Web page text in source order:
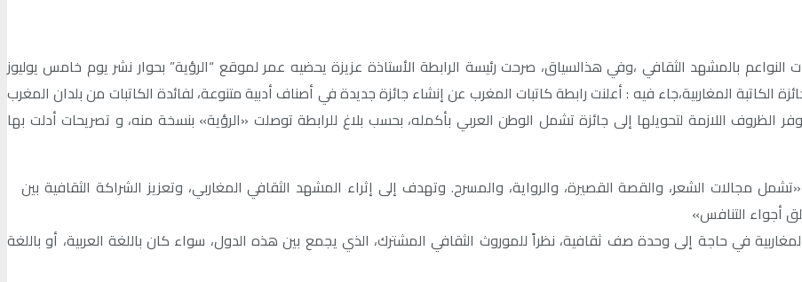
بالمشهد الثقافي ،وفي هذالسياق، صرحت رئيسة الرابطة الأستاذة عزيزة يحضيه عمر لموقع “الرؤية” بحوار نشر يوم خامس يوليوز
جائزة الكاتبة المغاربية،جاء فيه : أعلنت رابطة كاتبات المغرب عن إنشاء جائزة جديدة في أصناف أدبية متنوعة، لفائدة الكاتبات من بلدان المغرب
تتوفر الظروف اللازمة لتحويلها إلى جائزة تشمل الوطن العربي بأكمله، بحسب بلاغ للرابطة توصلت «الرؤية» بنسخة منه، و تصريحات أدلت بها
مجالات الشعر، والقصة القصيرة، والرواية، والمسرح. وتهدف إلى إثراء المشهد الثقافي المغاربي، وتعزيز الشراكة الثقافية بين
أجواء التنافس»
في حاجة إلى وحدة صف ثقافية، نظراً للموروث الثقافي المشترك، الذي يجمع بين هذه الدول، سواء كان باللغة العربية، أو باللغة